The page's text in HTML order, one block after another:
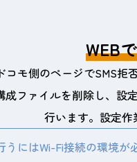
WEB
モ側のページでSMS拒
成ファイルを削除し、設
行います。設定作
うにはWi-Fi接続の環境が